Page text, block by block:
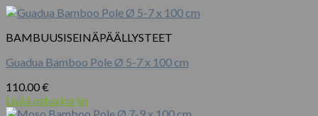
bambus
vaskbar
køkkenrulle
med
28x28
cm
BAMBUUSISEINÄPÄÄLLYSTEET
Guadua Bamboo Pole Ø 5-7 x 100 cm
110.00€
Lisää ostoskoriin